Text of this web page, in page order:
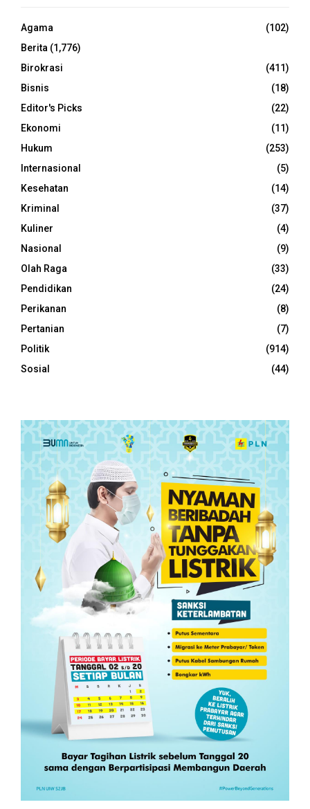
Agama
(102)
Berita (1,776)
Birokrasi
(411)
Bisnis
(18)
Editor's Picks
(22)
Ekonomi
(11)
Hukum
(253)
Internasional
(5)
Kesehatan
(14)
Kriminal
(37)
Kuliner
(4)
Nasional
(9)
Olah Raga
(33)
Pendidikan
(24)
Perikanan
(8)
Pertanian
(7)
Politik
(914)
Sosial
(44)